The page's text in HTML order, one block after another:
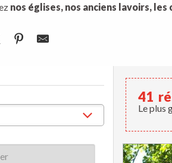
nos églises, nos anciens lavoirs,
41
Le plus